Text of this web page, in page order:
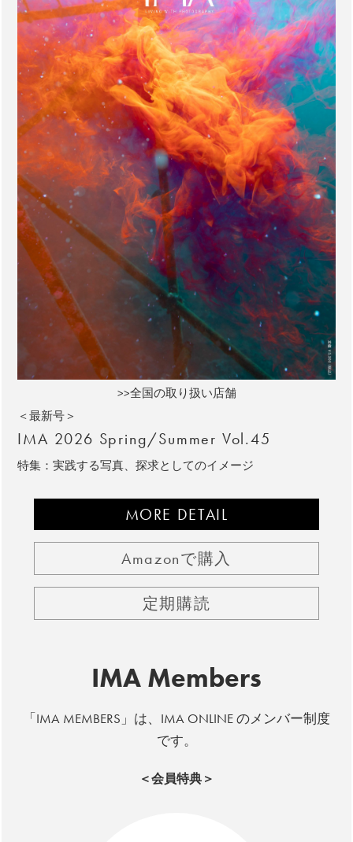
>>全国の取り扱い店舗
＜最新号＞
IMA 2026 Spring/Summer Vol.45
特集：実践する写真、探求としてのイメージ
MORE DETAIL
Amazonで購入
定期購読
IMA Members
「IMA MEMBERS」は、IMA ONLINE のメンバー制度
です。
＜会員特典＞